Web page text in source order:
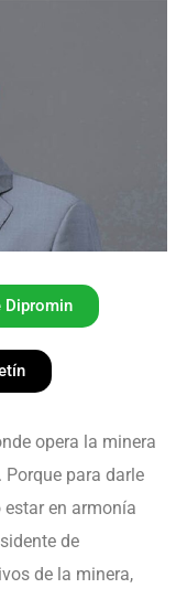
Dipromin
opera la minera
para darle
en armonía
de
de la minera,